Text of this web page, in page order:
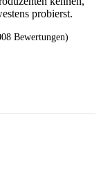
probierst.
Bewertungen)